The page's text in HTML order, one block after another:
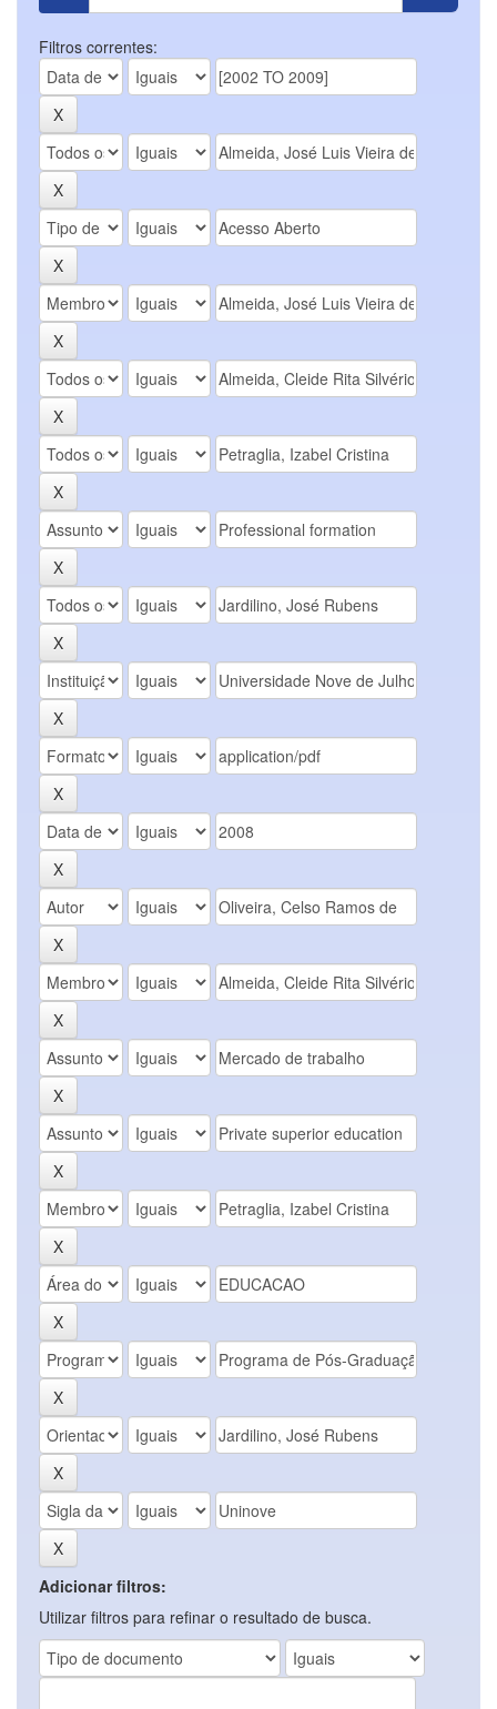
Filtros correntes:
Adicionar filtros:
Utilizar filtros para refinar o resultado de busca.